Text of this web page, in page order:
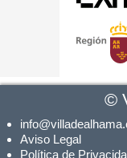
©
Aviso Legal
Política de